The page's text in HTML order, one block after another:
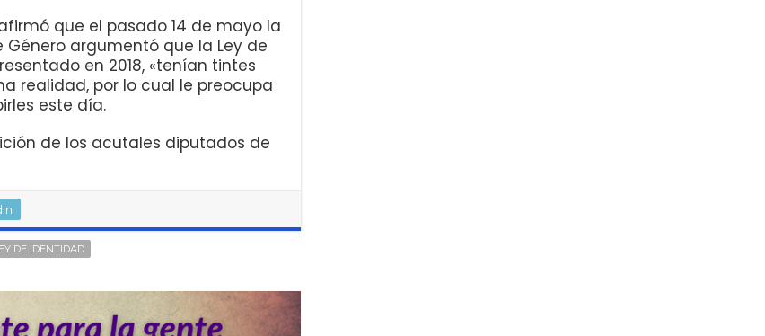
afirmó que el pasado 14 de mayo la
argumentó que la Ley de
en 2018, «tenían tintes
realidad, por lo cual le preocupa
este día.
de los acutales diputados de
DE IDENTIDAD